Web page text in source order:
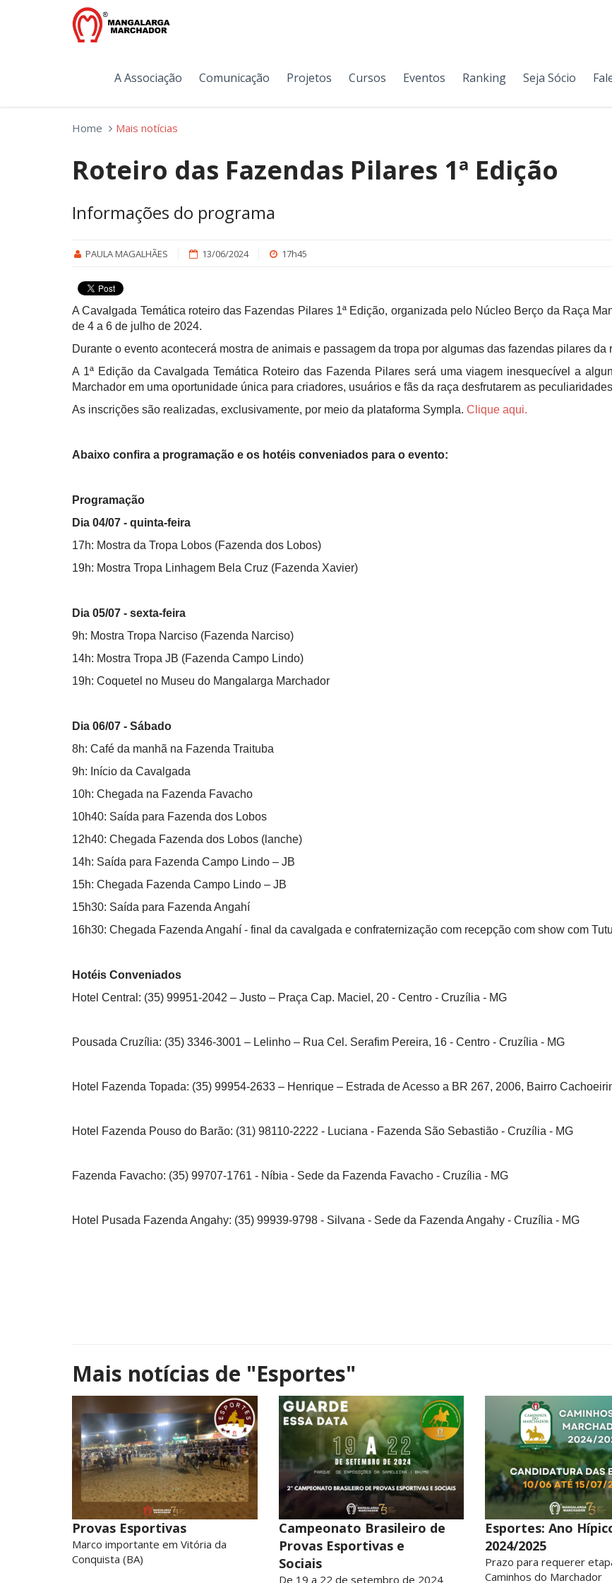
A Associação Comunicação Projetos Cursos Eventos Ranking Seja Sócio
Home Mais notícias
Roteiro das Fazendas Pilares 1ª Edição
Informações do programa
PAULA MAGALHÃES 13/06/2024 17h45
A Cavalgada Temática roteiro das Fazendas Pilares 1ª Edição, organizada pelo Núcleo Berço da Raça
de 4 a 6 de julho de 2024.
Durante o evento acontecerá mostra de animais e passagem da tropa por algumas das fazendas pilares da
A 1ª Edição da Cavalgada Temática Roteiro das Fazenda Pilares será uma viagem inesquecível a
Marchador em uma oportunidade única para criadores, usuários e fãs da raça desfrutarem as
As inscrições são realizadas, exclusivamente, por meio da plataforma Sympla. Clique aqui.
Abaixo confira a programação e os hotéis conveniados para o evento:
Programação
Dia 04/07 - quinta-feira
17h: Mostra da Tropa Lobos (Fazenda dos Lobos)
19h: Mostra Tropa Linhagem Bela Cruz (Fazenda Xavier)
Dia 05/07 - sexta-feira
9h: Mostra Tropa Narciso (Fazenda Narciso)
14h: Mostra Tropa JB (Fazenda Campo Lindo)
19h: Coquetel no Museu do Mangalarga Marchador
Dia 06/07 - Sábado
8h: Café da manhã na Fazenda Traituba
9h: Início da Cavalgada
10h: Chegada na Fazenda Favacho
10h40: Saída para Fazenda dos Lobos
12h40: Chegada Fazenda dos Lobos (lanche)
14h: Saída para Fazenda Campo Lindo – JB
15h: Chegada Fazenda Campo Lindo – JB
15h30: Saída para Fazenda Angahí
16h30: Chegada Fazenda Angahí - final da cavalgada e confraternização com recepção com show com
Hotéis Conveniados
Hotel Central: (35) 99951-2042 – Justo – Praça Cap. Maciel, 20 - Centro - Cruzília - MG
Pousada Cruzília: (35) 3346-3001 – Lelinho – Rua Cel. Serafim Pereira, 16 - Centro - Cruzília - MG
Hotel Fazenda Topada: (35) 99954-2633 – Henrique – Estrada de Acesso a BR 267, 2006, Bairro
Hotel Fazenda Pouso do Barão: (31) 98110-2222 - Luciana - Fazenda São Sebastião - Cruzília - MG
Fazenda Favacho: (35) 99707-1761 - Níbia - Sede da Fazenda Favacho - Cruzília - MG
Hotel Pusada Fazenda Angahy: (35) 99939-9798 - Silvana - Sede da Fazenda Angahy - Cruzília - MG
Mais notícias de "Esportes"
Provas Esportivas
Marco importante em Vitória da
Conquista (BA)
Campeonato Brasileiro de
Provas Esportivas e
Sociais
De 19 a 22 de setembro de 2024
Esportes: Ano
2024/2025
Prazo para requerer
Caminhos do Marchador